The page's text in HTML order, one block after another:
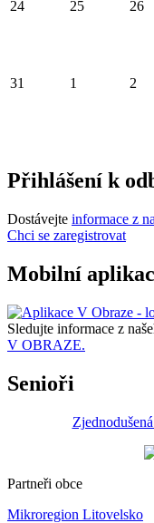
24 25 26
31 1 2
Přihlášení k
Dostávejte informace z
Chci se zaregistrovat
Mobilní
Sledujte informace z
V OBRAZE.
Senioři
Partneři obce
Mikroregion Litovelsko